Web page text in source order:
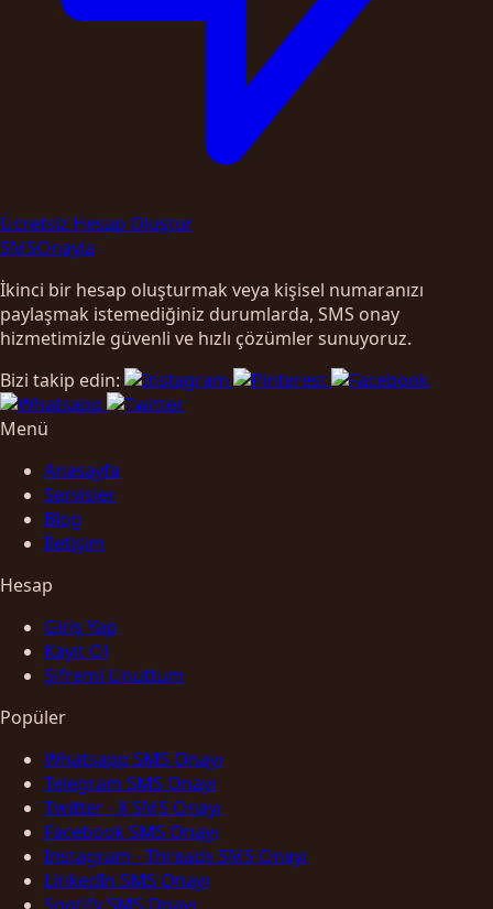
Ücretsiz Hesap Oluştur
SMSOnayla
İkinci bir hesap oluşturmak veya kişisel numaranızı
paylaşmak istemediğiniz durumlarda, SMS onay
hizmetimizle güvenli ve hızlı çözümler sunuyoruz.
Bizi takip edin:
Menü
Anasayfa
Servisler
Blog
İletişim
Hesap
Giriş Yap
Kayıt Ol
Şifremi Unuttum
Popüler
Whatsapp SMS Onayı
Telegram SMS Onayı
Twitter - X SMS Onayı
Facebook SMS Onayı
Instagram - Threads SMS Onayı
LinkedIn SMS Onayı